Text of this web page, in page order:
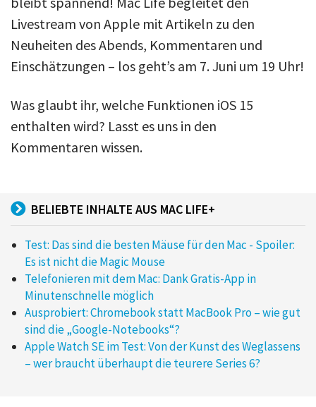
Livestream von Apple mit Artikeln zu den
Neuheiten des Abends, Kommentaren und
Einschätzungen – los geht’s am 7. Juni um 19 Uhr!
Was glaubt ihr, welche Funktionen iOS 15
enthalten wird? Lasst es uns in den
Kommentaren wissen.
BELIEBTE INHALTE AUS MAC LIFE+
Test: Das sind die besten Mäuse für den Mac - Spoiler:
Es ist nicht die Magic Mouse
Telefonieren mit dem Mac: Dank Gratis-App in
Minutenschnelle möglich
Ausprobiert: Chromebook statt MacBook Pro – wie gut
sind die „Google-Notebooks“?
Apple Watch SE im Test: Von der Kunst des Weglassens
– wer braucht überhaupt die teurere Series 6?